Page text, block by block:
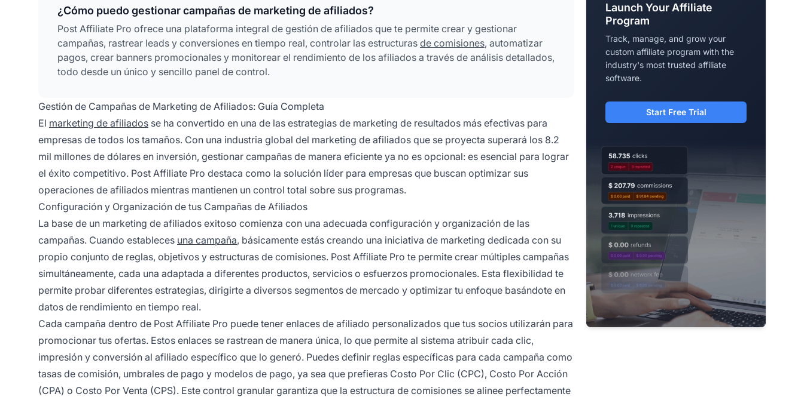
¿Cómo puedo gestionar campañas de marketing de afiliados?
Post Affiliate Pro ofrece una plataforma integral de gestión de afiliados que te permite crear y gestionar
campañas, rastrear leads y conversiones en tiempo real, controlar las estructuras de comisiones, automatizar
pagos, crear banners promocionales y monitorear el rendimiento de los afiliados a través de análisis detallados,
todo desde un único y sencillo panel de control.
Gestión de Campañas de Marketing de Afiliados: Guía Completa
El marketing de afiliados se ha convertido en una de las estrategias de marketing de resultados más efectivas para
empresas de todos los tamaños. Con una industria global del marketing de afiliados que se proyecta superará los 8.2
mil millones de dólares en inversión, gestionar campañas de manera eficiente ya no es opcional: es esencial para lograr
el éxito competitivo. Post Affiliate Pro destaca como la solución líder para empresas que buscan optimizar sus
operaciones de afiliados mientras mantienen un control total sobre sus programas.
Configuración y Organización de tus Campañas de Afiliados
La base de un marketing de afiliados exitoso comienza con una adecuada configuración y organización de las
campañas. Cuando estableces una campaña, básicamente estás creando una iniciativa de marketing dedicada con su
propio conjunto de reglas, objetivos y estructuras de comisiones. Post Affiliate Pro te permite crear múltiples campañas
simultáneamente, cada una adaptada a diferentes productos, servicios o esfuerzos promocionales. Esta flexibilidad te
permite probar diferentes estrategias, dirigirte a diversos segmentos de mercado y optimizar tu enfoque basándote en
datos de rendimiento en tiempo real.
Cada campaña dentro de Post Affiliate Pro puede tener enlaces de afiliado personalizados que tus socios utilizarán para
promocionar tus ofertas. Estos enlaces se rastrean de manera única, lo que permite al sistema atribuir cada clic,
impresión y conversión al afiliado específico que lo generó. Puedes definir reglas específicas para cada campaña como
tasas de comisión, umbrales de pago y modelos de pago, ya sea que prefieras Costo Por Clic (CPC), Costo Por Acción
(CPA) o Costo Por Venta (CPS). Este control granular garantiza que la estructura de comisiones se alinee perfectamente
Launch Your Affiliate
Program
Track, manage, and grow your
custom affiliate program with the
industry's most trusted affiliate
software.
Start Free Trial